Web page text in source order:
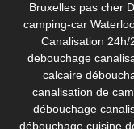
Bruxelles pas cher
camping-car
Canalisation 24h/
debouchage
calcaire
canalisation de
débouchage
débouchage cuisine